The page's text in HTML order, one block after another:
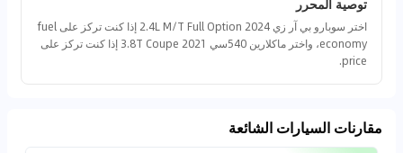
اختر سوبارو بي آر زي 2024 2.4L M/T Full Option إذا كنت تركز على fuel
economy، واختر ماكلارين 540سي 2021 3.8T Coupe إذا كنت تركز على
price.
مقارنات السيارات الشائعة